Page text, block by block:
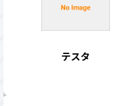
テスタ